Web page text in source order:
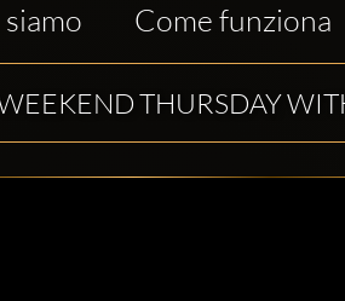
Come funziona
THURSDAY